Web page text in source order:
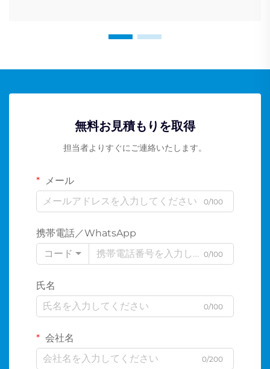
無料お見積もりを取得
担当者よりすぐにご連絡いたします。
メール
0/100
携帯電話／WhatsApp
コード
0/100
氏名
0/100
会社名
0/200